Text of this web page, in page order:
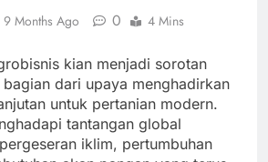
9 Months Ago 0 4 Mins
kian menjadi sorotan
dari upaya menghadirkan
untuk pertanian modern.
tantangan global
iklim, pertumbuhan